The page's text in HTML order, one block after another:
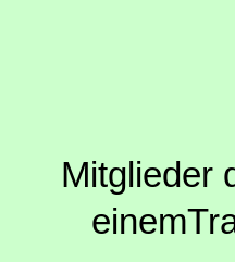
Mitglieder